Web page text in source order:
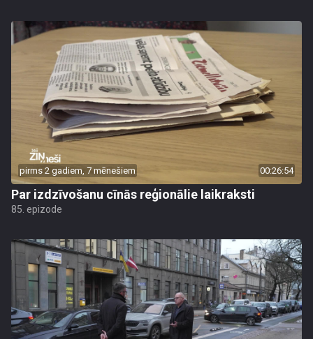
pirms 2 gadiem, 7 mēnešiem 00:26:54
Par izdzīvošanu cīnās reģionālie laikraksti
85. epizode